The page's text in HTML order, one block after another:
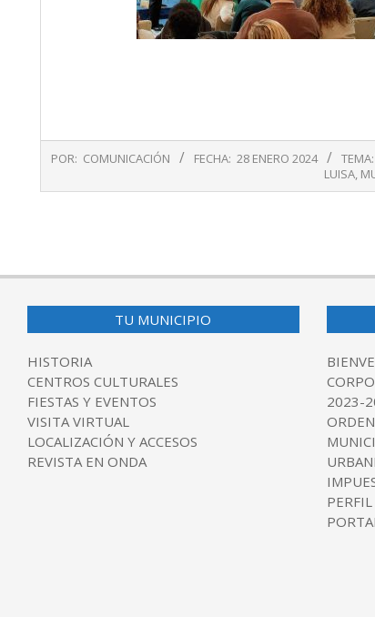
01-
28
POR: COMUNICACIÓN FECHA: 28 ENERO 2024 TEMA:
LUISA,
TU MUNICIPIO
HISTORIA
CENTROS CULTURALES
FIESTAS Y EVENTOS
VISITA VIRTUAL
LOCALIZACIÓN Y ACCESOS
REVISTA EN ONDA
2023-